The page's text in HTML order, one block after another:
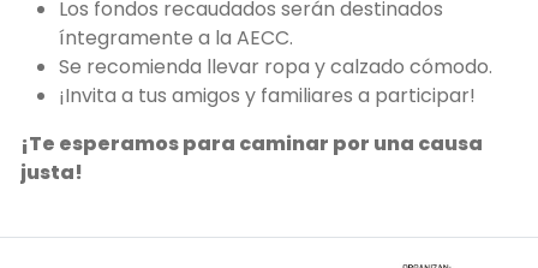
Los fondos recaudados serán destinados
íntegramente a la AECC.
Se recomienda llevar ropa y calzado cómodo.
¡Invita a tus amigos y familiares a participar!
¡Te esperamos para caminar por una causa
justa!